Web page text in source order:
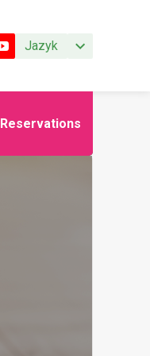
Jazyk
Reservations